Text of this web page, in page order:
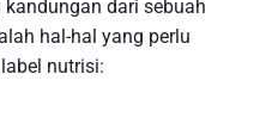
dari sebuah
hal-hal yang perlu
nutrisi: